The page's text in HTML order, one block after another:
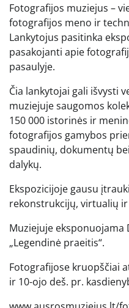
Fotografijos muziejus –
fotografijos meno ir
Lankytojus pasitinka
pasakojanti apie
pasaulyje.
Čia lankytojai gali išvysti
muziejuje saugomos
150 000 istorinės ir
fotografijos gamybos
spaudinių, dokumentų
dalykų.
Ekspozicijoje gausu
rekonstrukcijų, virtualių
Muziejuje eksponuojama
„Legendinė praeitis“.
Fotografijose kruopščiai
ir 10-ojo deš. pr.